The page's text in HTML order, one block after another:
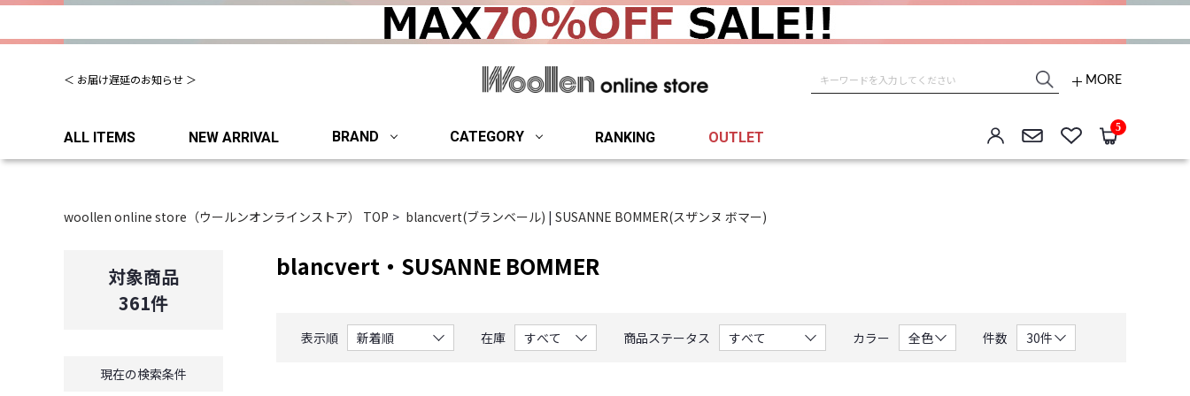
夏季休業について（出荷、お問い合わせ窓口） MORE
ALL ITEMS NEW ARRIVAL BRAND CATEGORY RANKING OUTLET
5
woollen online store（ウールンオンラインストア） TOP blancvert(ブランベール) | SUSANNE BOMMER(スザンヌ ボマー)
対象商品
361件
現在の検索条件
blancvert・SUSANNE BOMMER
表示順 在庫 商品ステータス カラー 件数